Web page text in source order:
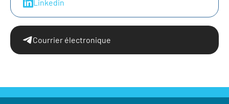
Linkedin
Courrier électronique